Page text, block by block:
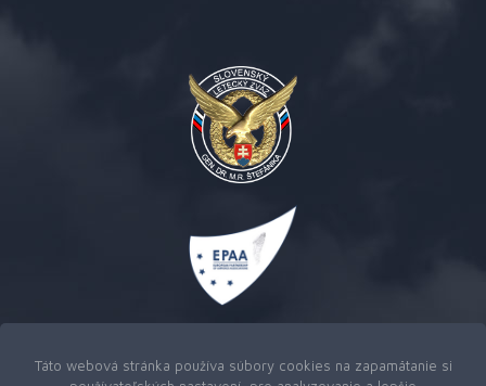
Táto webová stránka používa súbory cookies na zapamätanie si